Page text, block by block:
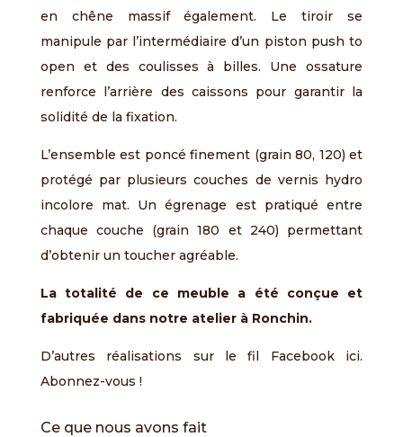
en chêne massif également. Le tiroir se
manipule par l’intermédiaire d’un piston push to
open et des coulisses à billes. Une ossature
renforce l’arrière des caissons pour garantir la
solidité de la fixation.
L’ensemble est poncé finement (grain 80, 120) et
protégé par plusieurs couches de vernis hydro
incolore mat. Un égrenage est pratiqué entre
chaque couche (grain 180 et 240) permettant
d’obtenir un toucher agréable.
La totalité de ce meuble a été conçue et
fabriquée dans notre atelier à Ronchin.
D’autres réalisations sur le fil Facebook ici.
Abonnez-vous !
Ce que nous avons fait